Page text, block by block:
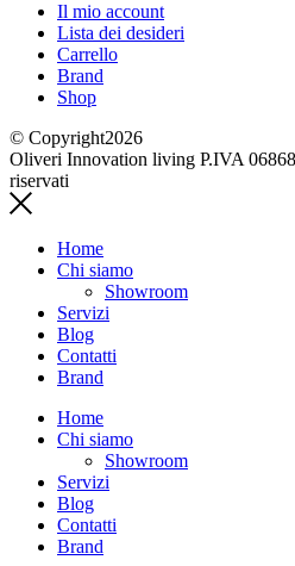
Il mio account
Lista dei desideri
Carrello
Brand
Shop
© Copyright2026
Oliveri Innovation living P.IVA
riservati
Home
Chi siamo
Showroom
Servizi
Blog
Contatti
Brand
Home
Chi siamo
Showroom
Servizi
Blog
Contatti
Brand